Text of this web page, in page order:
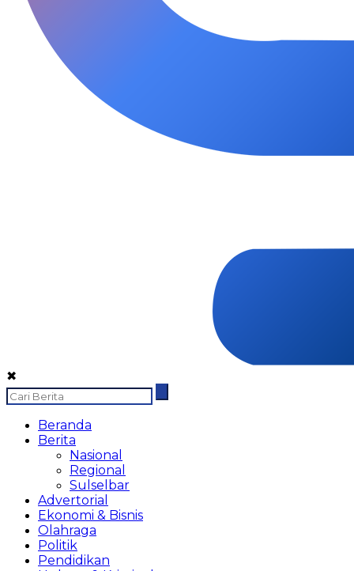
✖
Beranda
Berita
Nasional
Regional
Sulselbar
Advertorial
Ekonomi & Bisnis
Olahraga
Politik
Pendidikan